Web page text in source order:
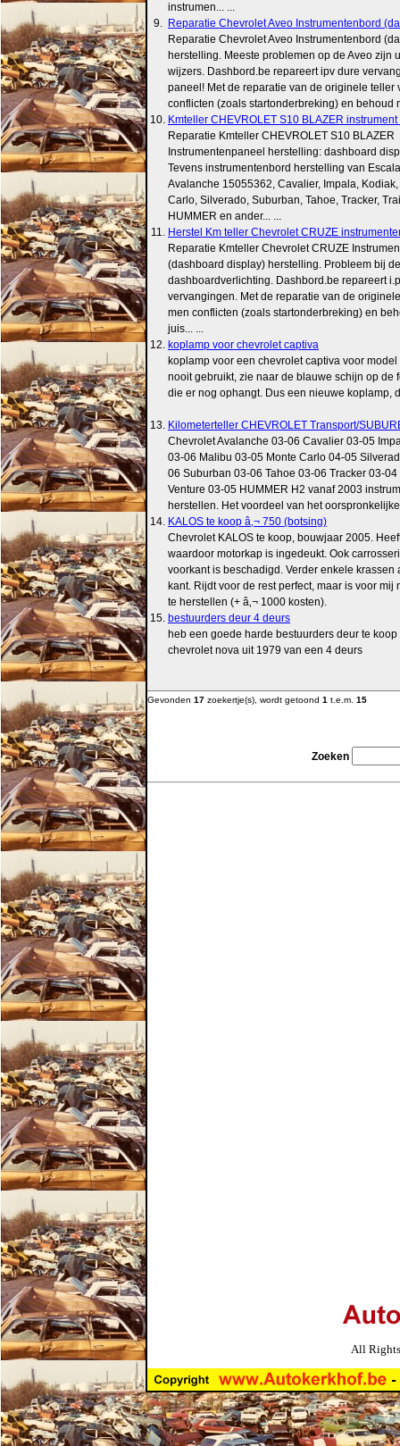
instrumen... ...
9.
Reparatie Chevrolet Aveo Instrumentenbord
Reparatie Chevrolet Aveo Instrumentenbord
herstelling. Meeste problemen op de Aveo zijn
wijzers. Dashbord.be repareert ipv dure
paneel! Met de reparatie van de originele teller
conflicten (zoals startonderbreking) en behoud
10. Kmteller CHEVROLET S10 BLAZER
Reparatie Kmteller CHEVROLET S10 BLAZER
Instrumentenpaneel herstelling: dashboard
Tevens instrumentenbord herstelling van
Avalanche 15055362, Cavalier, Impala,
Carlo, Silverado, Suburban, Tahoe, Tracker,
HUMMER en ander... ...
11. Herstel Km teller Chevrolet CRUZE
Reparatie Kmteller Chevrolet CRUZE
(dashboard display) herstelling. Probleem bij
dashboardverlichting. Dashbord.be repareert
vervangingen. Met de reparatie van de
men conflicten (zoals startonderbreking) en
juis... ...
12. koplamp voor chevrolet captiva
koplamp voor een chevrolet captiva voor
nooit gebruikt, zie naar de blauwe schijn op de
die er nog ophangt. Dus een nieuwe koplamp,
13. Kilometerteller CHEVROLET Transport/
Chevrolet Avalanche 03-06 Cavalier 03-05
03-06 Malibu 03-05 Monte Carlo 04-05
06 Suburban 03-06 Tahoe 03-06 Tracker 03-
Venture 03-05 HUMMER H2 vanaf 2003
herstellen. Het voordeel van het
14. KALOS te koop â‚¬ 750 (botsing)
Chevrolet KALOS te koop, bouwjaar 2005.
waardoor motorkap is ingedeukt. Ook
voorkant is beschadigd. Verder enkele krassen
kant. Rijdt voor de rest perfect, maar is voor mij
te herstellen (+ â‚¬ 1000 kosten).
15. bestuurders deur 4 deurs
heb een goede harde bestuurders deur te
chevrolet nova uit 1979 van een 4 deurs
Gevonden 17 zoekertje(s), wordt getoond 1 t.e.m. 15
Zoeken
All